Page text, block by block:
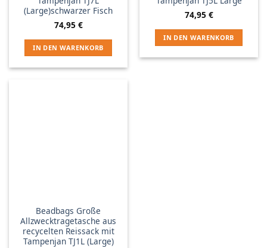
(Large)schwarzer Fisch
74,95 €
IN DEN WARENKORB
74,95 €
IN DEN WARENKORB
Beadbags Große
Allzwecktragetasche aus
recycelten Reissack mit
Tampenjan TJ1L (Large)